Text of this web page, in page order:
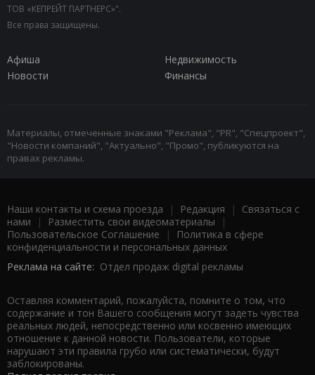
ТОВ «КЕПРЕЙТ ПАРТНЕРС»".
Все права защищены.
Афиша
Недвижимость
Новости
Финансы
Материалы, отмеченные знаками "Реклама", "PR", "Спецпроект",
"Новости компаний", "Актуально", "Промо", публикуются на
правах рекламы.
Наши контакты и схема проезда | Редакция | Связаться с
нами | Разместить свои видеоматериалы |
Пользовательское Соглашение |
Политика в сфере
конфиденциальности и персональных данных
Реклама на сайте: Отдел продаж digital рекламы
Оставляя комментарий, пожалуйста, помните о том, что
содержание и тон Вашего сообщения могут задеть чувства
реальных людей, непосредственно или косвенно имеющих
отношение к данной новости. Пользователи, которые
нарушают эти правила грубо или систематически, будут
заблокированы.